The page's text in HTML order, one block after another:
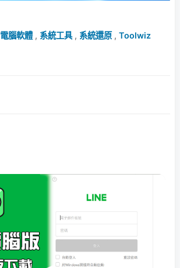
電腦軟體, 系統工具, 系統還原, Toolwiz